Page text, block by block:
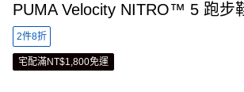
PUMA Velocity NITRO™ 5 跑步
2件8折
宅配滿NT$1,800免運